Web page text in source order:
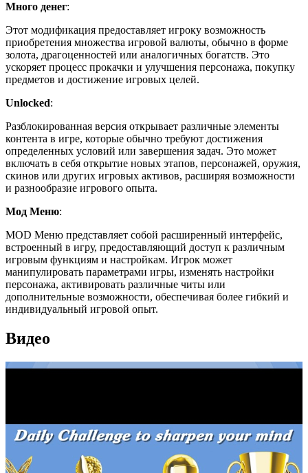
Много денег:
Этот модификация предоставляет игроку возможность
приобретения множества игровой валюты, обычно в форме
золота, драгоценностей или аналогичных богатств. Это
ускоряет процесс прокачки и улучшения персонажа, покупку
предметов и достижение игровых целей.
Unlocked:
Разблокированная версия открывает различные элементы
контента в игре, которые обычно требуют достижения
определенных условий или завершения задач. Это может
включать в себя открытие новых этапов, персонажей, оружия,
скинов или других игровых активов, расширяя возможности
и разнообразие игрового опыта.
Мод Меню:
MOD Меню представляет собой расширенный интерфейс,
встроенный в игру, предоставляющий доступ к различным
игровым функциям и настройкам. Игрок может
манипулировать параметрами игры, изменять настройки
персонажа, активировать различные читы или
дополнительные возможности, обеспечивая более гибкий и
индивидуальный игровой опыт.
Видео